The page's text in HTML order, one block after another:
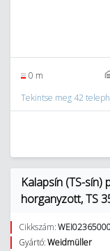
0 m
Tekintse meg 42
Kalapsín (TS-
horganyzott, TS
Cikkszám:
Gyártó:Weidmüller